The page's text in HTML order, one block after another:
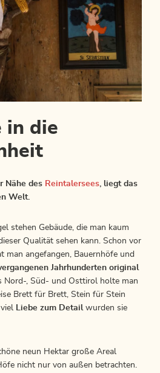
in die
Nähe des Reintalersees, liegt das
Welt.
stehen Gebäude, die man kaum
Qualität sehen kann. Schon vor
man angefangen, Bauernhöfe und
Jahrhunderten original
Nord-, Süd- und Osttirol holte man
Brett für Brett, Stein für Stein
Liebe zum Detail wurden sie
neun Hektar große Areal
nicht nur von außen betrachten.